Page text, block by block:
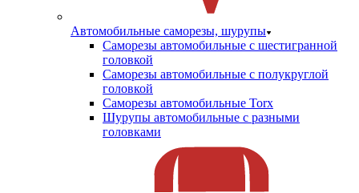
Автомобильные саморезы, шурупы
Саморезы автомобильные с шестигранной
головкой
Саморезы автомобильные с полукруглой
головкой
Саморезы автомобильные Torx
Шурупы автомобильные с разными
головками